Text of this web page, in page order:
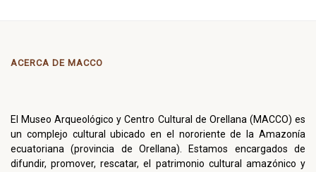
ACERCA DE MACCO
El Museo Arqueológico y Centro Cultural de Orellana (MACCO) es
un complejo cultural ubicado en el nororiente de la Amazonía
ecuatoriana (provincia de Orellana). Estamos encargados de
difundir, promover, rescatar, el patrimonio cultural amazónico y